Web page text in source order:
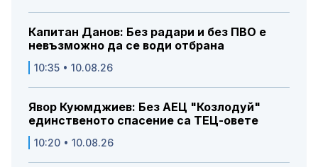
Капитан Данов: Без радари и без ПВО е
невъзможно да се води отбрана
10:35 • 10.08.26
Явор Куюмджиев: Без АЕЦ "Козлодуй"
единственото спасение са ТЕЦ-овете
10:20 • 10.08.26